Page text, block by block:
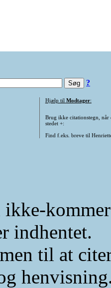
?
Hjælp til Modtager:
Brug ikke citationstegn, når
stedet +:
Find f.eks. breve til
indhentet.
til at